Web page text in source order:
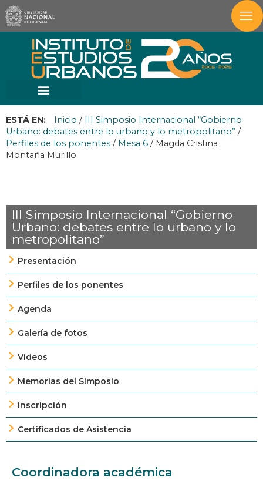
ESTÁ EN: Inicio / III Simposio Internacional “Gobierno
Urbano: debates entre lo urbano y lo metropolitano” /
Perfiles de los ponentes / Mesa 6 / Magda Cristina
Montaña Murillo
III Simposio Internacional “Gobierno
Urbano: debates entre lo urbano y lo
metropolitano”
Presentación
Perfiles de los ponentes
Agenda
Galería de fotos
Videos
Memorias del Simposio
Inscripción
Certificados de Asistencia
Coordinadora académica